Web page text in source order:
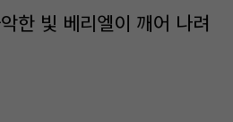
한 빛 베리엘이 깨어 나려